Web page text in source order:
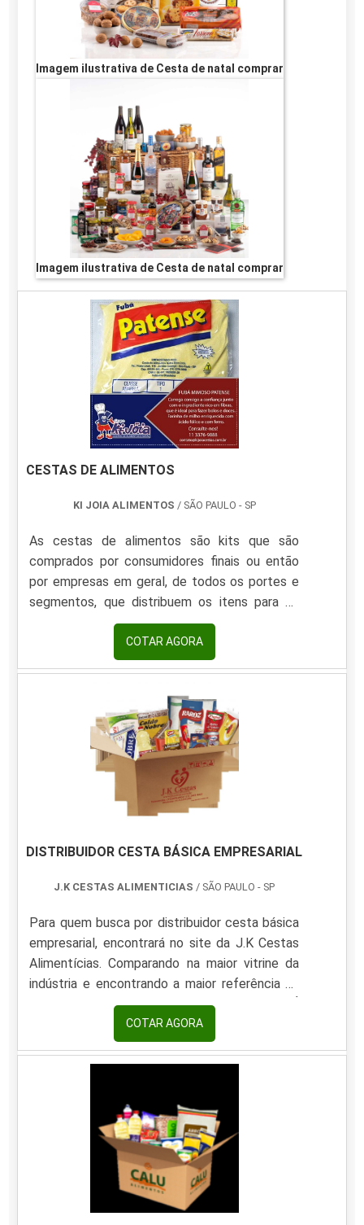
Imagem ilustrativa de Cesta de natal comprar
Imagem ilustrativa de Cesta de natal comprar
CESTAS DE ALIMENTOS
KI JOIA ALIMENTOS / SÃO PAULO - SP
As cestas de alimentos são kits que são
comprados por consumidores finais ou então
por empresas em geral, de todos os portes e
segmentos, que distribuem os itens para os
funcionários. Normalmente, as cestas são
compostas por itens como: Feijão; Farinha de
trigo e mandioca; Fubá; Arroz; Enlatados;
comum a formação das cestas em épocas
festivas como o Natal, com produtos de maior
valor agregado, como passas, espumantes,
castanhas, entre outros.PRINCIPAIS CAR.
COTAR AGORA
DISTRIBUIDOR CESTA BÁSICA EMPRESARIAL
J.K CESTAS ALIMENTICIAS / SÃO PAULO - SP
Para quem busca por distribuidor cesta básica
empresarial, encontrará no site da J.K Cestas
Alimentícias. Comparando na maior vitrine da
indústria e encontrando a maior referência no
mercado em seu próprio segmento.É
importante lembrar que o produto deve
sempre ser adquirido com empresas
especializadas no segmento. Esse tipo de
de higiene, pois evita a aquisição de insumos de
baixa qualidade ou com pouca variedade,
contribuindo para a satisfação do
consumidor.OUTRAS INFORMAÇÕES SOBRE
DISTRIBUIDOR CESTA BÁSICA
EMPRESARIALSe alguém procurar por
COTAR AGORA